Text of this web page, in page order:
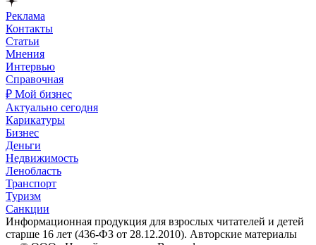
Реклама
Контакты
Статьи
Мнения
Интервью
Справочная
₽ Мой бизнес
Актуально сегодня
Карикатуры
Бизнес
Деньги
Недвижимость
Ленобласть
Транспорт
Туризм
Санкции
Информационная продукция для взрослых читателей и детей
старше 16 лет (436-ФЗ от 28.12.2010). Авторские материалы